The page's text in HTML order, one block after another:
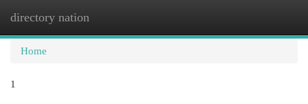
directory nation
Home
1